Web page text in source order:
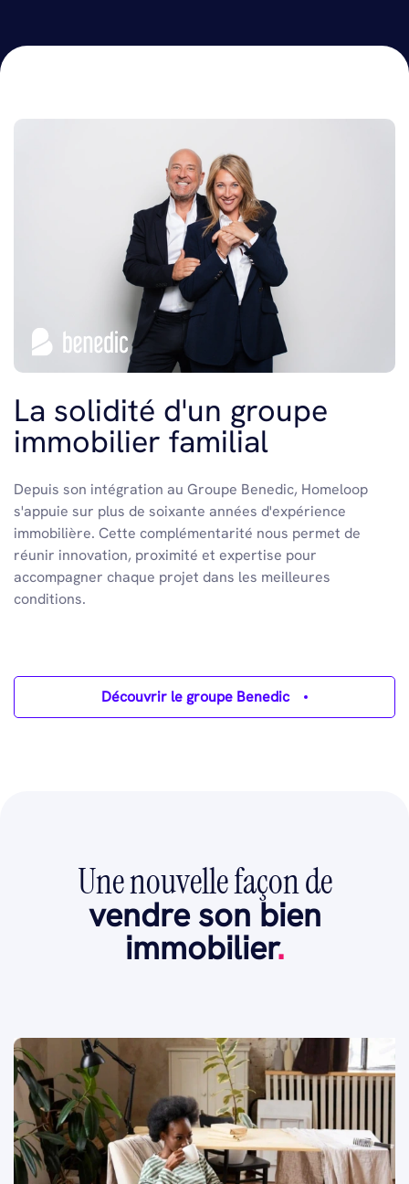
La solidité d'un groupe
immobilier familial
Depuis son intégration au Groupe Benedic, Homeloop
s'appuie sur plus de soixante années d'expérience
immobilière. Cette complémentarité nous permet de
réunir innovation, proximité et expertise pour
accompagner chaque projet dans les meilleures
conditions.
Découvrir le groupe Benedic
Une nouvelle façon de
vendre son bien
immobilier.